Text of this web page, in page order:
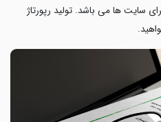
سایت ها می باشد. تولید رپورتاژ